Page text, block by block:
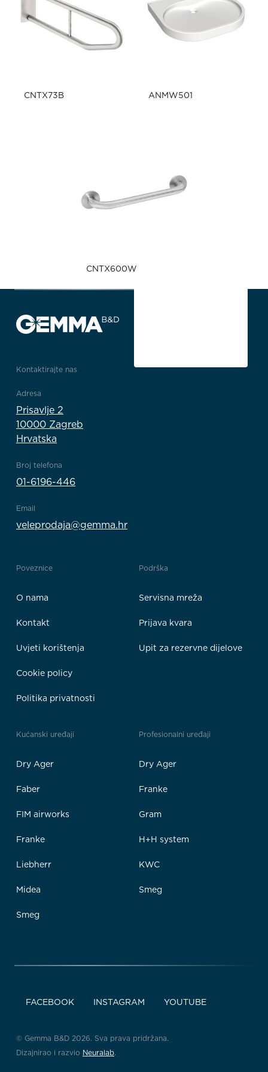
CNTX73B ANMW501
CNTX600W
Kontaktirajte nas
Adresa
Prisavlje 2
10000 Zagreb
Hrvatska
Broj telefona
01-6196-446
Email
veleprodaja@gemma.hr
Poveznice
O nama
Kontakt
Uvjeti korištenja
Cookie policy
Politika privatnosti
Podrška
Servisna mreža
Prijava kvara
Upit za rezervne dijelove
Kućanski uređaji
Dry Ager
Faber
FIM airworks
Franke
Liebherr
Midea
Smeg
Profesionalni uređaji
Dry Ager
Franke
Gram
H+H system
KWC
Smeg
FACEBOOK INSTAGRAM YOUTUBE
© Gemma B&D 2026. Sva prava pridržana.
Dizajnirao i razvio Neuralab.